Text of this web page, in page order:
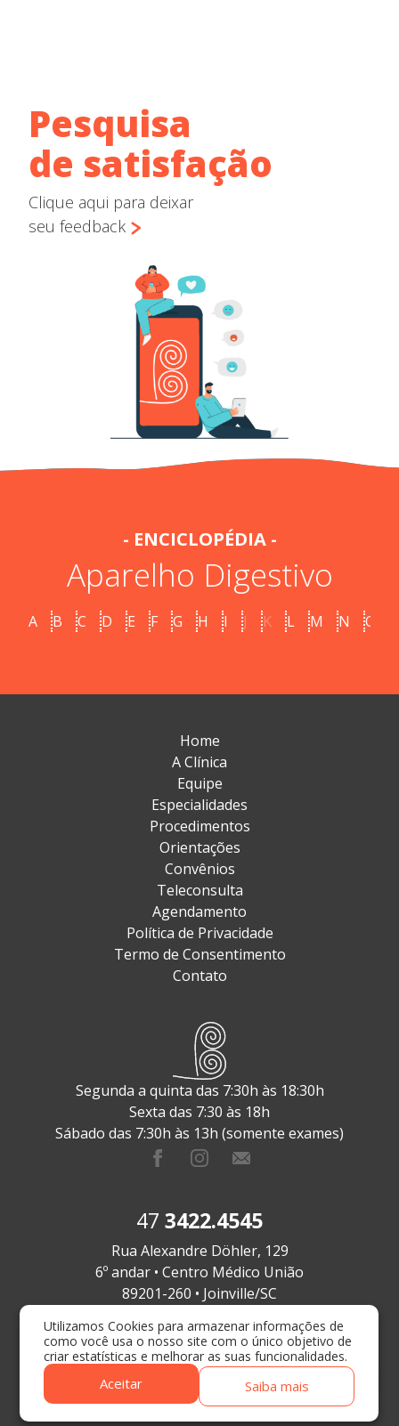
Pesquisa
de satisfação
Clique aqui para deixar
seu feedback
- ENCICLOPÉDIA -
Aparelho Digestivo
A B C D E F G H I J K L M N O
Home
A Clínica
Equipe
Especialidades
Procedimentos
Orientações
Convênios
Teleconsulta
Agendamento
Política de Privacidade
Termo de Consentimento
Contato
Segunda a quinta das 7:30h às 18:30h
Sexta das 7:30 às 18h
Sábado das 7:30h às 13h (somente exames)
47 3422.4545
Rua Alexandre Döhler, 129
6º andar • Centro Médico União
89201-260 • Joinville/SC
Responsável Técnico
Dr. Gustavo Rigon Narciso
CRM/SC 14.918
Utilizamos Cookies para armazenar informações de
como você usa o nosso site com o único objetivo de
criar estatísticas e melhorar as suas funcionalidades.
Aceitar Saiba mais